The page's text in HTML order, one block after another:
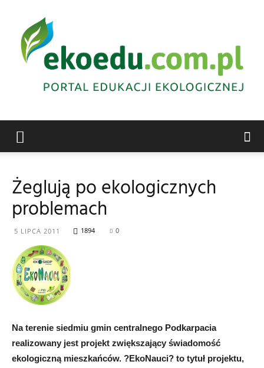
ekologiczna
Żeglują po ekologicznych
problemach
5 LIPCA 2011 1894 0
Na terenie siedmiu gmin centralnego Podkarpacia
realizowany jest projekt zwiększający świadomość
ekologiczną mieszkańców. ?EkoNauci? to tytuł projektu,